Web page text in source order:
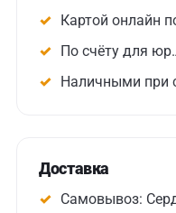
Картой онлайн
По счёту для
Наличными при
Доставка
Самовывоз: